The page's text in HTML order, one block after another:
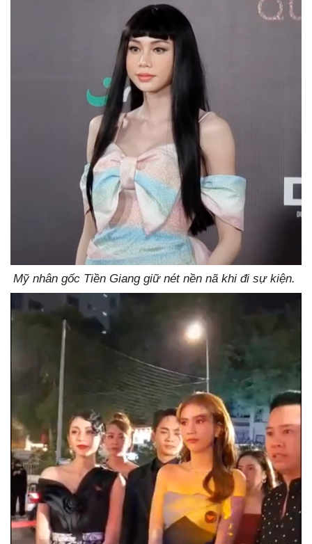
Mỹ nhân gốc Tiền Giang giữ nét nền nã khi đi sự kiện.